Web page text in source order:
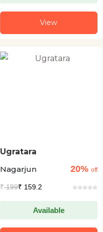
View
Ugratara
Nagarjun
20% off
₹199₹ 159.2
Available